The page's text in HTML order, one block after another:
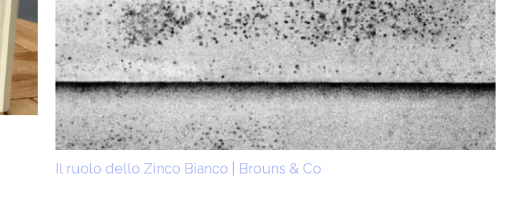
Il ruolo dello Zinco Bianco | Brouns & Co